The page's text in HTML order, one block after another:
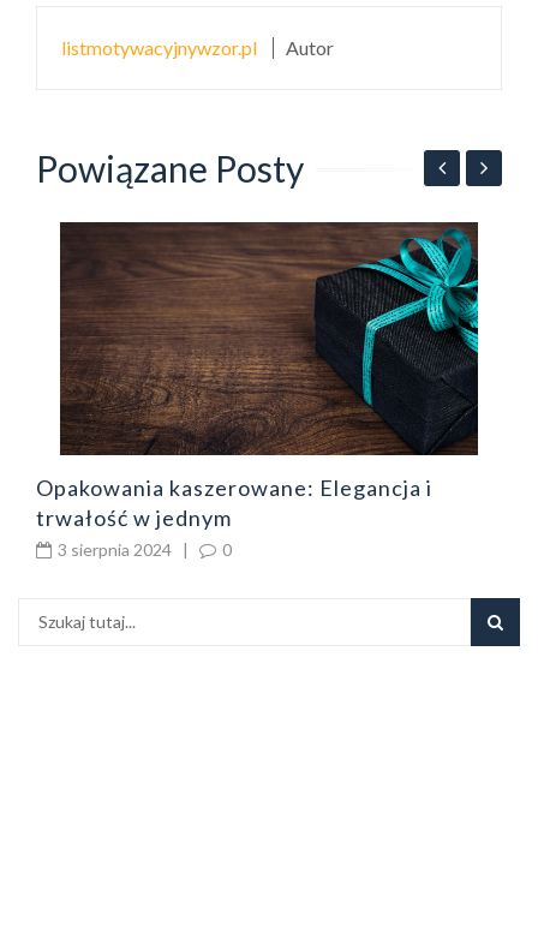
listmotywacyjnywzor.pl Autor
Powiązane Posty
Opakowania kaszerowane: Elegancja i
trwałość w jednym
3 sierpnia 2024 | 0